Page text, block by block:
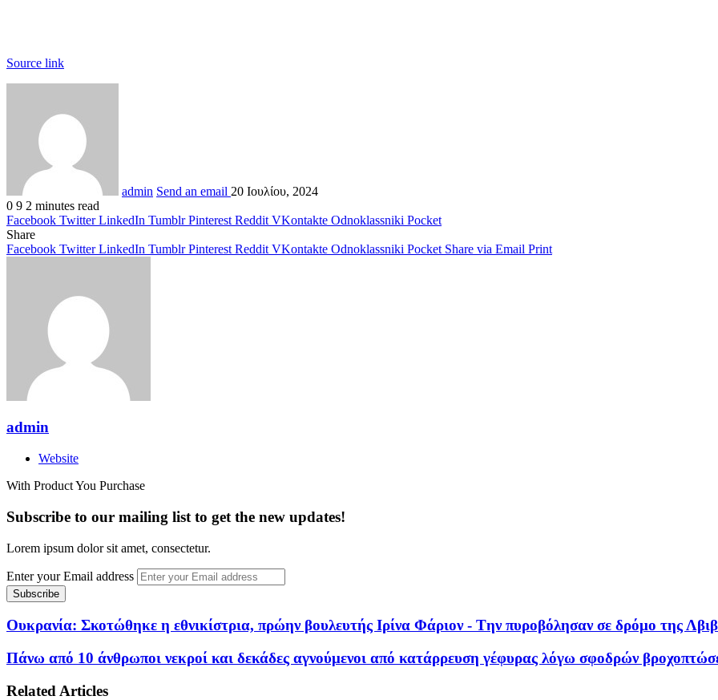
Source link
admin Send an email 20 Ιουλίου, 2024
0 9 2 minutes read
Facebook Twitter LinkedIn Tumblr Pinterest Reddit VKontakte Odnoklassniki Pocket
Share
Facebook Twitter LinkedIn Tumblr Pinterest Reddit VKontakte Odnoklassniki Pocket Share via Email Print
admin
Website
With Product You Purchase
Subscribe to our mailing list to get the new updates!
Lorem ipsum dolor sit amet, consectetur.
Enter your Email address
Ουκρανία: Σκοτώθηκε η εθνικίστρια, πρώην βουλευτής Ιρίνα Φάριον - Tην πυροβόλησαν σε δρόμο της Λβιβ
Πάνω από 10 άνθρωποι νεκροί και δεκάδες αγνούμενοι από κατάρρευση γέφυρας λόγω σφοδρών
Related Articles